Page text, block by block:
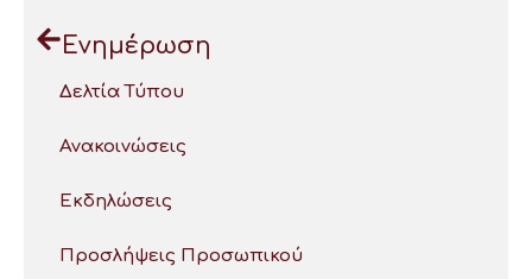
Ενημέρωση
Δελτία Τύπου
Ανακοινώσεις
Εκδηλώσεις
Προσλήψεις Προσωπικού